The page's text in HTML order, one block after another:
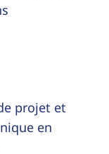
projet et
en